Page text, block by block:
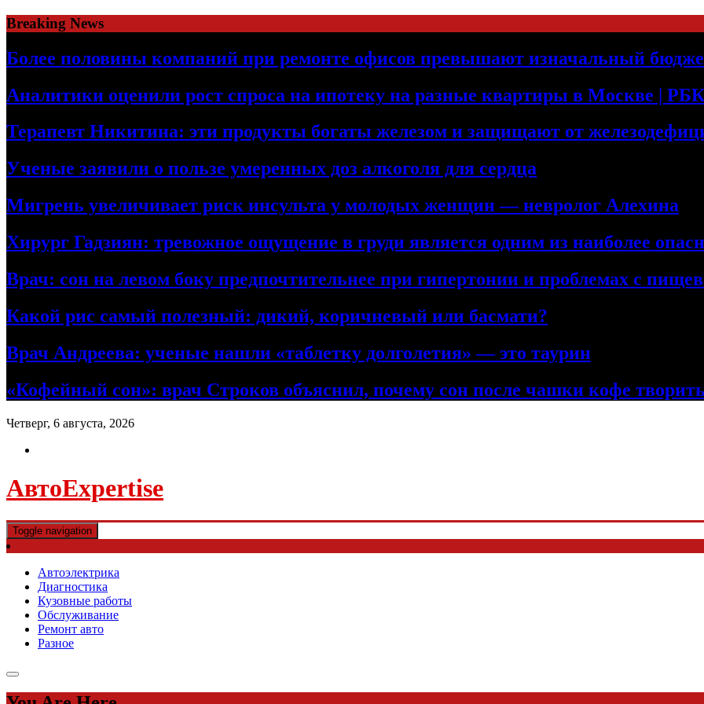
Skip
to
content
Breaking News
Более половины компаний при ремонте офисов превышают изначальный
Аналитики оценили рост спроса на ипотеку на разные квартиры в Москве |
Терапевт Никитина: эти продукты богаты железом и защищают от
Ученые заявили о пользе умеренных доз алкоголя для сердца
Мигрень увеличивает риск инсульта у молодых женщин — невролог Алехина
Хирург Гадзиян: тревожное ощущение в груди является одним из наиболее
Врач: сон на левом боку предпочтительнее при гипертонии и проблемах с
Какой рис самый полезный: дикий, коричневый или басмати?
Врач Андреева: ученые нашли «таблетку долголетия» — это таурин
«Кофейный сон»: врач Строков объяснил, почему сон после чашки кофе творить
Четверг, 6 августа, 2026
АвтоExpertise
Toggle navigation
Автоэлектрика
Диагностика
Кузовные работы
Обслуживание
Ремонт авто
Разное